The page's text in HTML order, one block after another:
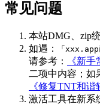
常见问题
本站DMG、zip
如遇： 「xxx.app
请参考：
《新手
二项中内容；如
《修复TNT和谐
激活工具在新系